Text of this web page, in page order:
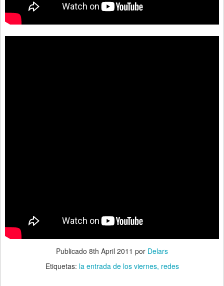
Publicado 8th April 2011 por Delars
Etiquetas: la entrada de los viernes redes